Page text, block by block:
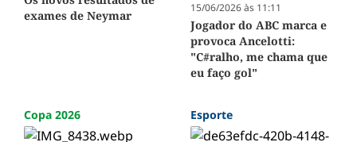
exames de Neymar
15/06/2026 às 11:11
Jogador do ABC marca e
provoca Ancelotti:
"C#ralho, me chama que
eu faço gol"
Copa 2026 Esporte